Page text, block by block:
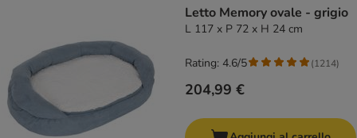
Letto Memory ovale - grigio
L 117 x P 72 x H 24 cm
204,99 €
Rating: 4.6/5 (1214)